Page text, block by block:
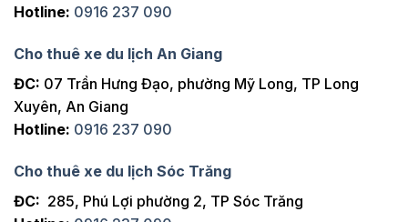
Hotline: 0916 237 090
Cho thuê xe du lịch An Giang
ĐC: 07 Trần Hưng Đạo, phường Mỹ Long, TP Long
Xuyên, An Giang
Hotline: 0916 237 090
Cho thuê xe du lịch Sóc Trăng
ĐC: 285, Phú Lợi phường 2, TP Sóc Trăng